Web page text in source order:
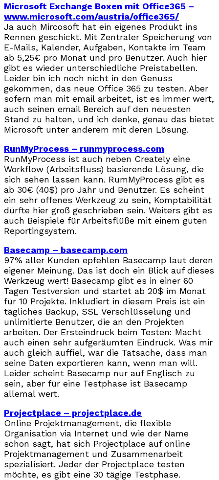
Microsoft Exchange Boxen mit Office365 –
www.microsoft.com/austria/office365/
Ja auch Mircosoft hat ein eigenes Produkt ins
Rennen geschickt. Mit Zentraler Speicherung von
E-Mails, Kalender, Aufgaben, Kontakte im Team
ab 5,25€ pro Monat und pro Benutzer. Auch hier
gibt es wieder unterschiedliche Preistabellen.
Leider bin ich noch nicht in den Genuss
gekommen, das neue Office 365 zu testen. Aber
sofern man mit email arbeitet, ist es immer wert,
auch seinen email Bereich auf den neuesten
Stand zu halten, und ich denke, genau das bietet
Microsoft unter anderem mit deren Lösung.
RunMyProcess – runmyprocess.com
RunMyProcess ist auch neben Creately eine
Workflow (Arbeitsfluss) basierende Lösung, die
sich sehen lassen kann. RumMyProcess gibt es
ab 30€ (40$) pro Jahr und Benutzer. Es scheint
ein sehr offenes Werkzeug zu sein, Komptabilität
dürfte hier groß geschrieben sein. Weiters gibt es
auch Beispiele für Arbeitsflüße mit einem guten
Reportingsystem.
Basecamp – basecamp.com
97% aller Kunden epfehlen Basecamp laut deren
eigener Meinung. Das ist doch ein Blick auf dieses
Werkzeug wert! Basecamp gibt es in einer 60
Tagen Testversion und startet ab 20$ im Monat
für 10 Projekte. Inkludiert in diesem Preis ist ein
tägliches Backup, SSL Verschlüsselung und
unlimitierte Benutzer, die an den Projekten
arbeiten. Der Ersteindruck beim Testen: Macht
auch einen sehr aufgeräumten Eindruck. Was mir
auch gleich auffiel, war die Tatsache, dass man
seine Daten exportieren kann, wenn man will.
Leider scheint Basecamp nur auf Englisch zu
sein, aber für eine Testphase ist Basecamp
allemal wert.
Projectplace – projectplace.de
Online Projektmanagement, die flexible
Organisation via Internet und wie der Name
schon sagt, hat sich Projectplace auf online
Projektmanagement und Zusammenarbeit
spezialisiert. Jeder der Projectplace testen
möchte, es gibt eine 30 tägige Testphase.